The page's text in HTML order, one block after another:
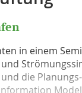
in einem
die